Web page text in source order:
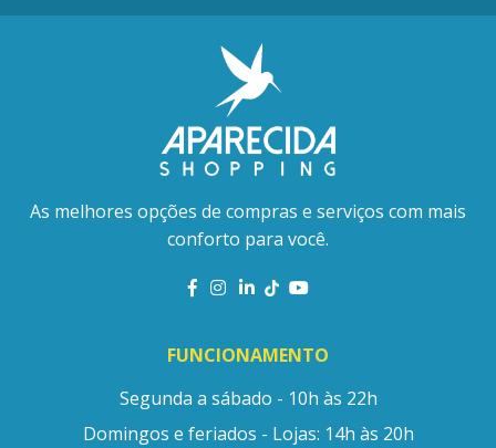
As melhores opções de compras e serviços com mais
conforto para você.
FUNCIONAMENTO
Segunda a sábado - 10h às 22h
Domingos e feriados - Lojas: 14h às 20h